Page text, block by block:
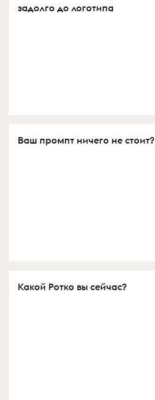
задолго до логотипа
Ваш промпт ничего не стоит?
Какой Ротко вы сейчас?